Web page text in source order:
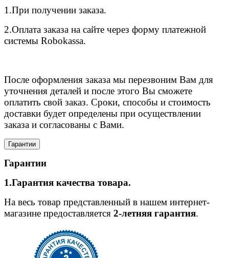
1.При получении заказа.
2.Оплата заказа на сайте через форму платежной
системы Robokassa.
После оформления заказа мы перезвоним Вам для
уточнения деталей и после этого Вы сможете
оплатить свой заказ. Сроки, способы и стоимость
доставки будет определены при осуществлении
заказа и согласованы с Вами.
Гарантии
Гарантии
1.Гарантия качества товара.
На весь товар представленный в нашем интернет-
магазине предоставляется 2-летняя гарантия.